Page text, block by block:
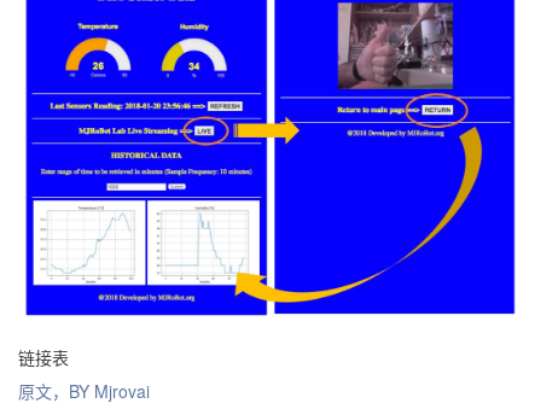
链接表
原文，BY Mjrovai